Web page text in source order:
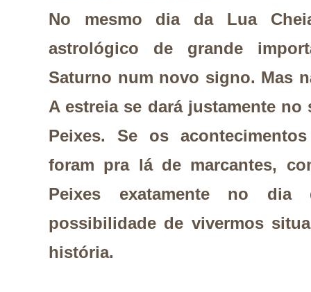
No mesmo dia da Lua
astrológico de grande
Saturno num novo signo. Mas
A estreia se dará justamente no
Peixes. Se os
foram pra lá de marcantes,
Peixes exatamente no
possibilidade de vivermos
história.